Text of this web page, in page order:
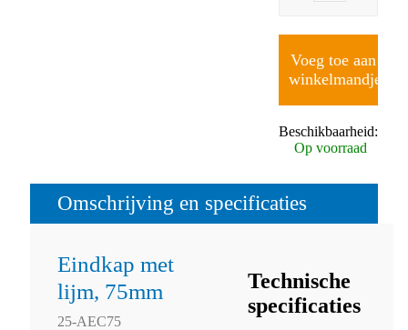
Voeg toe aan
winkelmandje
Beschikbaarheid:
Op voorraad
Omschrijving en specificaties
Eindkap met
lijm, 75mm
25-AEC75
Technische
specificaties